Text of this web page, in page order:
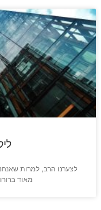
לצערנו הרב, למרות
מאוד